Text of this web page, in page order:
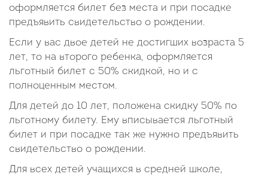
оформляется билет без места и при посадке
предъявить свидетельство о рождении.
Если у вас двое детей не достигших возраста 5
лет, то на второго ребенка, оформляется
льготный билет с 50% скидкой, но и с
полноценным местом.
Для детей до 10 лет, положена скидку 50% по
льготному билету. Ему вписывается льготный
билет и при посадке так же нужно предъявить
свидетельство о рождении.
Для всех детей учащихся в средней школе,